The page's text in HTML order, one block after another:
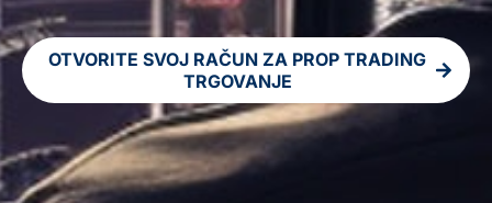
OTVORITE SVOJ RAČUN ZA PROP TRADING
TRGOVANJE